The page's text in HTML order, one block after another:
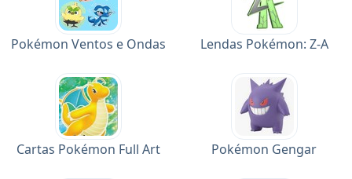
Pokémon Ventos e Ondas Lendas Pokémon: Z-A
Cartas Pokémon Full Art Pokémon Gengar